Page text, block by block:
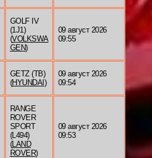
GOLF IV
(1J1)
(VOLKSWA
GEN)
09 август 2026
09:55
GETZ (TB)
(HYUNDAI )
09 август 2026
09:54
RANGE
ROVER
SPORT
(L494)
(LAND
ROVER)
09 август 2026
09:53